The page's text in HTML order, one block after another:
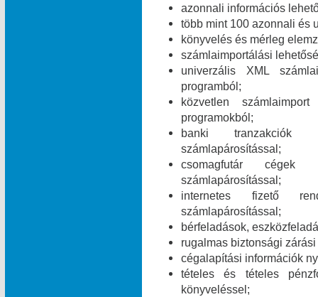
azonnali információs
több mint 100 azonnali és
könyvelés és mérleg
számlaimportálási
univerzális XML
programból;
közvetlen
programokból;
banki tranzakciók
számlapárosítással;
csomagfutár cégek
számlapárosítással;
internetes fizető
számlapárosítással;
bérfeladások,
rugalmas biztonsági
cégalapítási információk
tételes és tételes
könyveléssel;